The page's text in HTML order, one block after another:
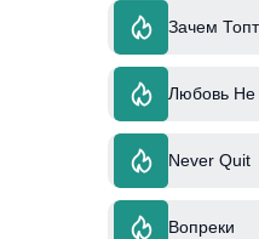
Зачем
Любовь Не
Never Quit
Вопреки